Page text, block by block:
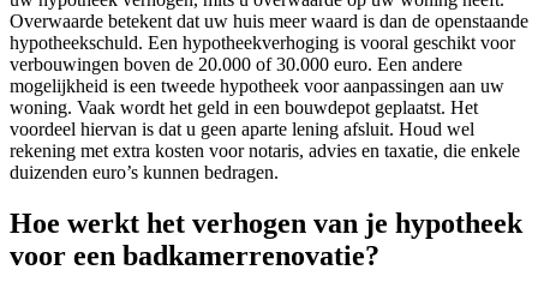
Overwaarde betekent dat uw huis meer waard is dan de openstaande
hypotheekschuld. Een hypotheekverhoging is vooral geschikt voor
verbouwingen boven de 20.000 of 30.000 euro. Een andere
mogelijkheid is een tweede hypotheek voor aanpassingen aan uw
woning. Vaak wordt het geld in een bouwdepot geplaatst. Het
voordeel hiervan is dat u geen aparte lening afsluit. Houd wel
rekening met extra kosten voor notaris, advies en taxatie, die enkele
duizenden euro’s kunnen bedragen.
Hoe werkt het verhogen van je hypotheek
voor een badkamerrenovatie?